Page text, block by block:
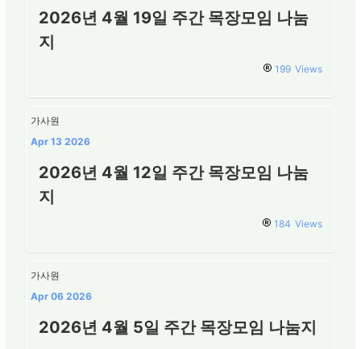
2026년 4월 19일 주간 목장모임 나눔
지
199 Views
가사원
Apr 13 2026
2026년 4월 12일 주간 목장모임 나눔
지
184 Views
가사원
Apr 06 2026
2026년 4월 5일 주간 목장모임 나눔지